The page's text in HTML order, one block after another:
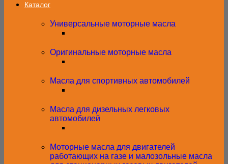
Каталог
Универсальные моторные масла
Оригинальные моторные масла
Масла для спортивных автомобилей
Масла для дизельных легковых
автомобилей
Моторные масла для двигателей
работающих на газе и малозольные масла